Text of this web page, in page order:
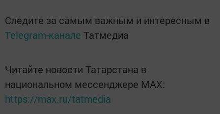
Следите за самым важным и интересным в
Telegram-канале Татмедиа
Читайте новости Татарстана в
национальном мессенджере MАХ:
https://max.ru/tatmedia